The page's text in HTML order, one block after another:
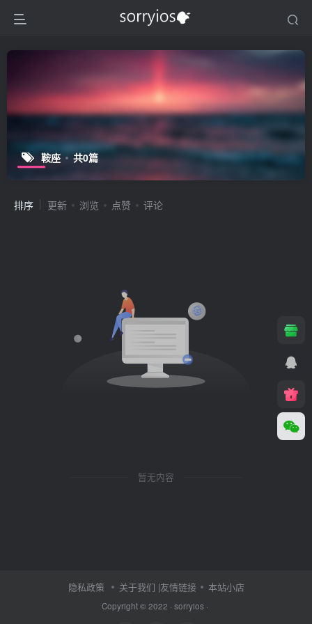
鞍座 共0篇
排序 更新 浏览 点赞 评论
暂无内容
隐私政策 关于我们 |友情链接 本站小店
Copyright © 2022 · sorryios ·